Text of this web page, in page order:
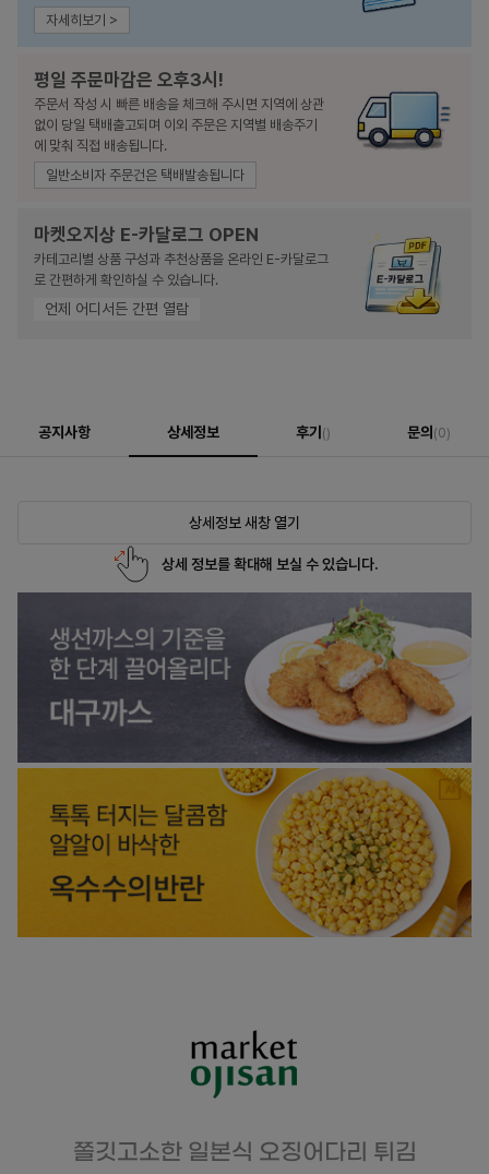
자세히보기 >
평일 주문마감은 오후3시!
주문서 작성 시 빠른 배송을 체크해 주시면 지역에 상관
없이 당일 택배출고되며 이외 주문은 지역별 배송주기
에 맞춰 직접 배송됩니다.
일반소비자 주문건은 택배발송됩니다
마켓오지상 E-카달로그 OPEN
카테고리별 상품 구성과 추천상품을 온라인 E-카달로그
로 간편하게 확인하실 수 있습니다.
언제 어디서든 간편 열람
공지사항 상세정보 후기 () 문의 (0)
상세정보 새창 열기
상세 정보를 확대해 보실 수 있습니다.
쫄깃고소한 일본식 오징어다리 튀김